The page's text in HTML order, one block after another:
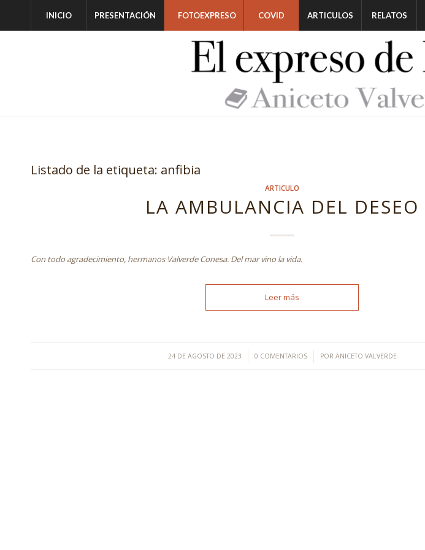
INICIO PRESENTACIÓN FOTOEXPRESO COVID ARTICULOS RELATOS
Listado de la etiqueta: anfibia
ARTICULO
LA AMBULANCIA DEL DESEO
Con todo agradecimiento, hermanos Valverde Conesa. Del mar vino la vida.
Leer más
24 DE AGOSTO DE 2023
/ 0 COMENTARIOS
/ POR ANICETO VALVERDE